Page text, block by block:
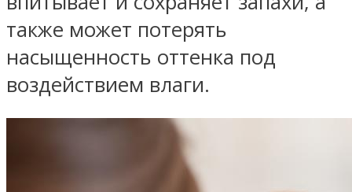
также может потерять
насыщенность оттенка под
воздействием влаги.